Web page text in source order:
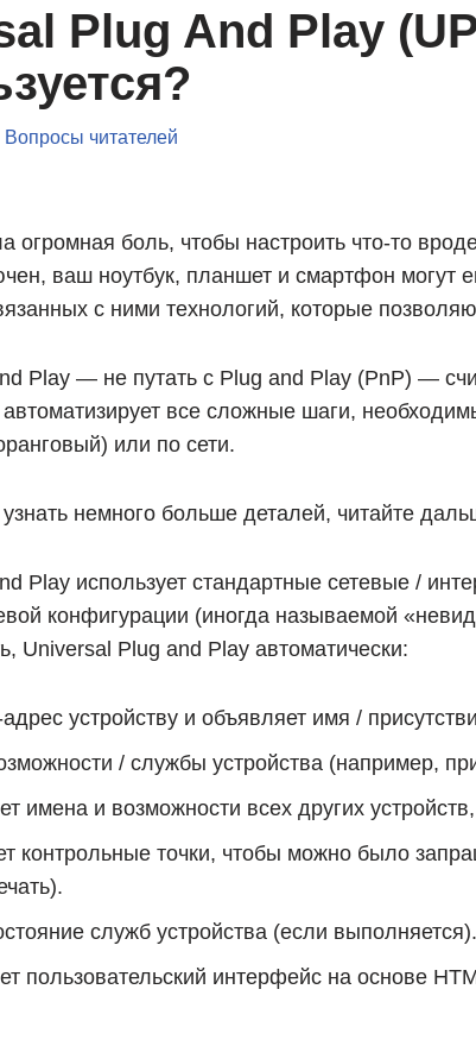
Plug And Play
Вопросы читателей
огромная боль, чтобы настроить что-то
ваш ноутбук, планшет и смартфон могут
с ними технологий, которые
Play — не путать с Plug and Play (PnP) —
все сложные шаги,
или по сети.
немного больше деталей, читайте
Play использует стандартные сетевые /
конфигурации (иногда называемой
Universal Plug and Play автоматически:
устройству и объявляет имя /
/ службы устройства (например,
имена и возможности всех других
контрольные точки, чтобы можно было
служб устройства (если выполняется).
пользовательский интерфейс на основе